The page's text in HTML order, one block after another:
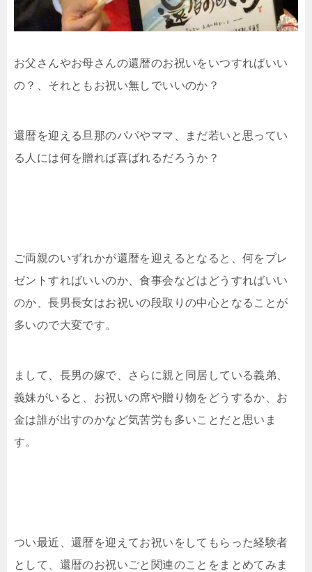
お父さんやお母さんの還暦のお祝いをいつすればいい
の？、それともお祝い無しでいいのか？
還暦を迎える旦那のパパやママ、まだ若いと思ってい
る人には何を贈れば喜ばれるだろうか？
ご両親のいずれかが還暦を迎えるとなると、何をプレ
ゼントすればいいのか、食事会などはどうすればいい
のか、長男長女はお祝いの段取りの中心となることが
多いので大変です。
まして、長男の嫁で、さらに親と同居している義弟、
義妹がいると、お祝いの席や贈り物をどうするか、お
金は誰が出すのかなど気苦労も多いことだと思いま
す。
つい最近、還暦を迎えてお祝いをしてもらった経験者
として、還暦のお祝いごと関連のことをまとめてみま